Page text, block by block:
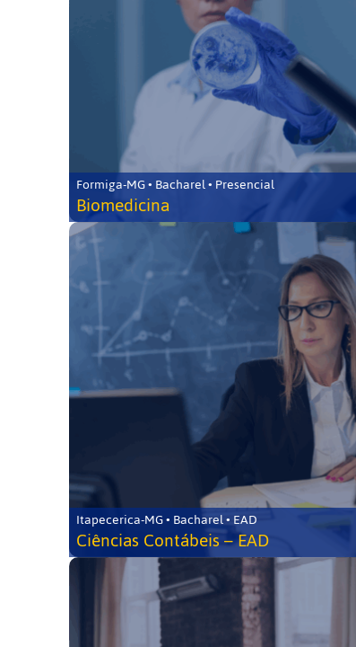
Formiga-MG • Bacharel • Presencial
Biomedicina
Itapecerica-MG • Bacharel • EAD
Ciências Contábeis – EAD